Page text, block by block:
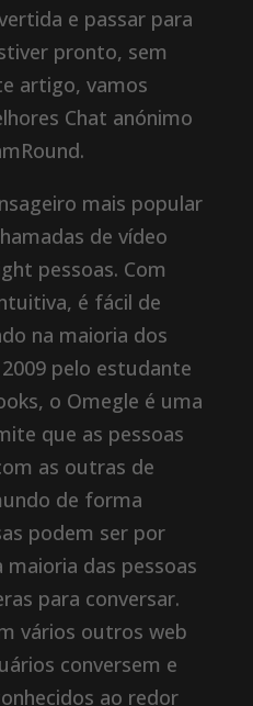
e passar para
pronto, sem
artigo, vamos
Chat anónimo
mais popular
de vídeo
pessoas. Com
é fácil de
na maioria dos
pelo estudante
o Omegle é uma
que as pessoas
as outras de
de forma
podem ser por
das pessoas
para conversar.
vários outros web
conversem e
ao redor